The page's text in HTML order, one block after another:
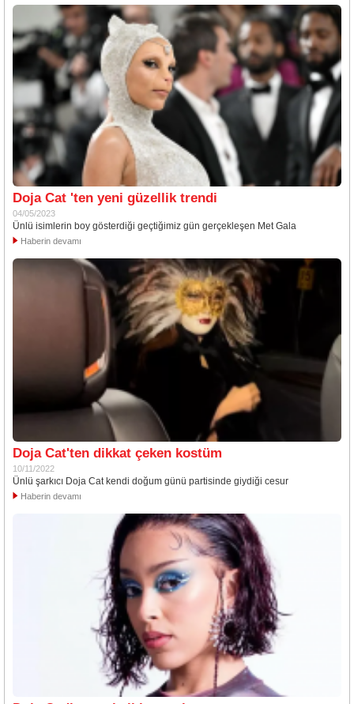
Doja Cat 'ten yeni güzellik trendi
04/05/2023
Ünlü isimlerin boy gösterdiği geçtiğimiz gün gerçekleşen Met Gala
Haberin devamı
Doja Cat'ten dikkat çeken kostüm
10/11/2022
Ünlü şarkıcı Doja Cat kendi doğum günü partisinde giydiği cesur
Haberin devamı